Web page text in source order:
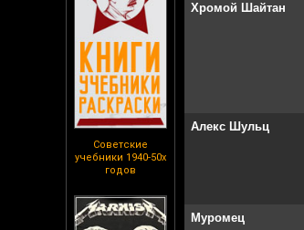
Советские
учебники 1940-50х
годов
Хромой Шайтан
Алекс Шульц
Муромец